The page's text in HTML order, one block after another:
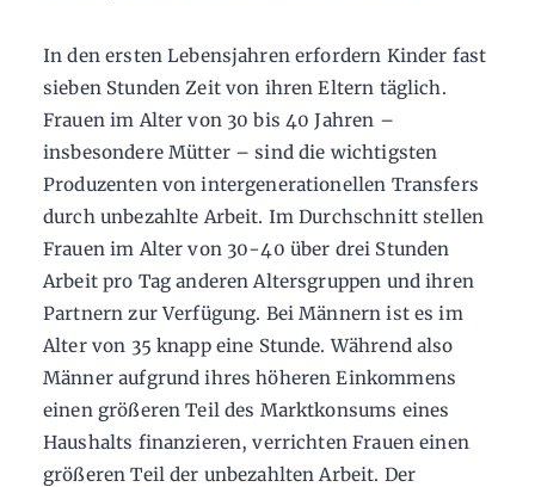
In den ersten Lebensjahren erfordern Kinder fast
sieben Stunden Zeit von ihren Eltern täglich.
Frauen im Alter von 30 bis 40 Jahren –
insbesondere Mütter – sind die wichtigsten
Produzenten von intergenerationellen Transfers
durch unbezahlte Arbeit. Im Durchschnitt stellen
Frauen im Alter von 30−40 über drei Stunden
Arbeit pro Tag anderen Altersgruppen und ihren
Partnern zur Verfügung. Bei Männern ist es im
Alter von 35 knapp eine Stunde. Während also
Männer aufgrund ihres höheren Einkommens
einen größeren Teil des Marktkonsums eines
Haushalts finanzieren, verrichten Frauen einen
größeren Teil der unbezahlten Arbeit. Der